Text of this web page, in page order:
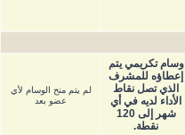
وسام تكريمي يتم
إعطاؤه للمشرف
الذي تصل نقاط
الأداء لديه في أي
شهر إلى 120
نقطة.
لم يتم منح الوسام لأي
عضو بعد